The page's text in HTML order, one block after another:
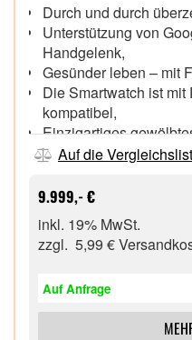
Durch und durch
Unterstützung von
Handgelenk,
Gesünder leben – mit
Die Smartwatch ist
kompatibel,
Einzigartiges
Öfter mal ein neuer
Bluetooth/WLAN,
6 Monate Fitbit
3 Monate YouTube
Auf die
9.999,- €
inkl. 19% MwSt.
zzgl. 5,99 €
Auf Anfrage